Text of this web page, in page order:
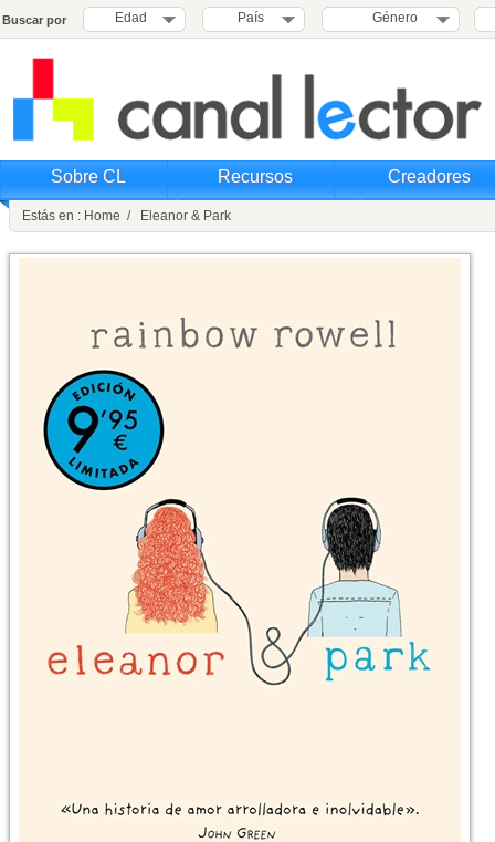
Buscar por Edad País Género
Sobre CL Recursos Creadores
Estás en : Home / Eleanor & Park